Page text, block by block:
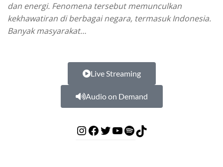
dan energi. Fenomena tersebut memunculkan
kekhawatiran di berbagai negara, termasuk Indonesia.
Banyak masyarakat…
Live Streaming
Audio on Demand